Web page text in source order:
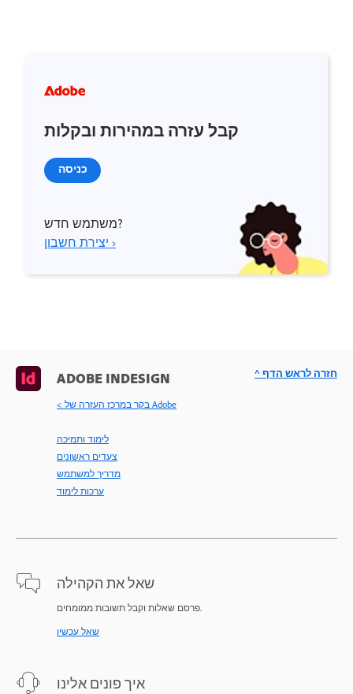
קבל עזרה במהירות ובקלות
כניסה
משתמש חדש?
יצירת חשבון ›
ADOBE INDESIGN
< בקר במרכז העזרה של Adobe
לימוד ותמיכה
צעדים ראשונים
מדריך למשתמש
ערכות לימוד
שאל את הקהילה
פרסם שאלות וקבל תשובות ממומחים.
שאל עכשיו
איך פונים אלינו
^ חזרה לראש הדף